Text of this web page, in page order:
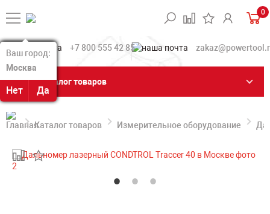
Ваш город:
Москва
Нет Да
Ваш город:
Москва
Нет Да
0
+7 800 555 42 85
Каталог товаров
Каталог товаров Измерительное оборудование